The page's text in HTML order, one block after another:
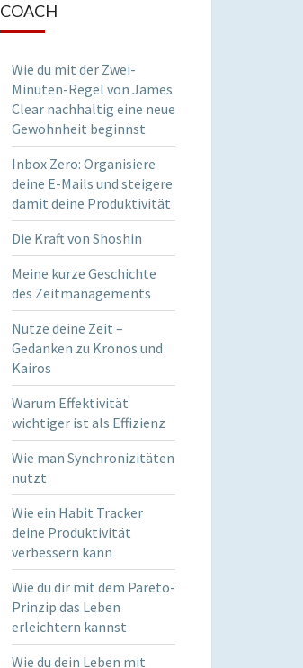
COACH
Wie du mit der Zwei-
Minuten-Regel von James
Clear nachhaltig eine neue
Gewohnheit beginnst
Inbox Zero: Organisiere
deine E-Mails und steigere
damit deine Produktivität
Die Kraft von Shoshin
Meine kurze Geschichte
des Zeitmanagements
Nutze deine Zeit –
Gedanken zu Kronos und
Kairos
Warum Effektivität
wichtiger ist als Effizienz
Wie man Synchronizitäten
nutzt
Wie ein Habit Tracker
deine Produktivität
verbessern kann
Wie du dir mit dem Pareto-
Prinzip das Leben
erleichtern kannst
Wie du dein Leben mit